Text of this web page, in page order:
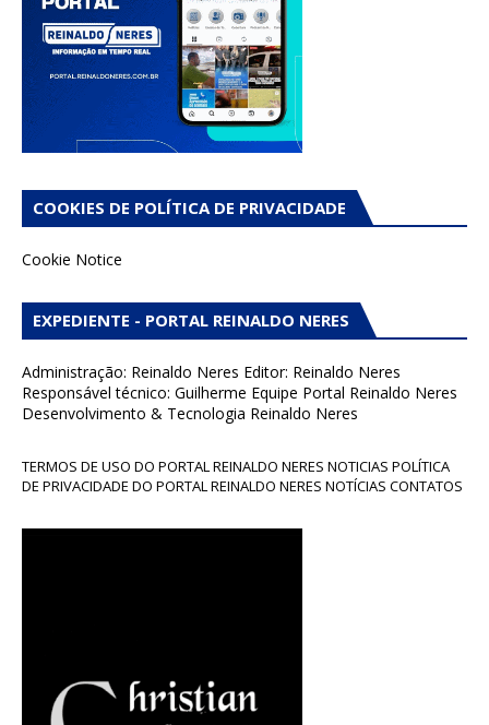
COOKIES DE POLÍTICA DE PRIVACIDADE
Cookie Notice
EXPEDIENTE - PORTAL REINALDO NERES
Administração: Reinaldo Neres Editor: Reinaldo Neres
Responsável técnico: Guilherme Equipe Portal Reinaldo Neres
Desenvolvimento & Tecnologia Reinaldo Neres
TERMOS DE USO DO PORTAL REINALDO NERES NOTICIAS POLÍTICA
DE PRIVACIDADE DO PORTAL REINALDO NERES NOTÍCIAS CONTATOS